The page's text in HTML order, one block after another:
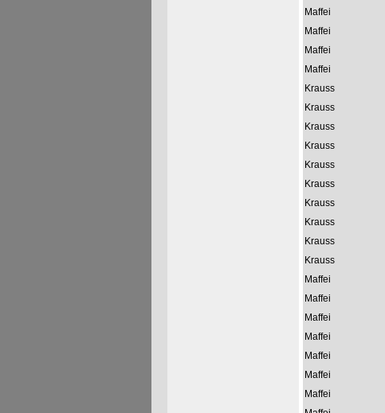
Maffei
Maffei
Maffei
Maffei
Krauss
Krauss
Krauss
Krauss
Krauss
Krauss
Krauss
Krauss
Krauss
Krauss
Maffei
Maffei
Maffei
Maffei
Maffei
Maffei
Maffei